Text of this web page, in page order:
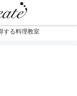
する料理教室